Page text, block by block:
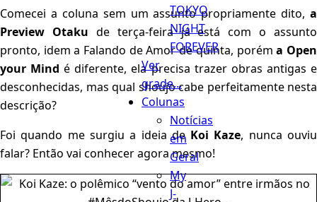
TOKYO
NIGHT
FOREVER
Ver
grade...
Colunas
Notícias
em
Geral
My
J-
Comecei a coluna sem um assunto propriamente dito, a
Preview Otaku de terça-feira já está com o assunto
pronto, idem a Falando de Amor de quinta, poréma Open
your Mind é diferente, ela precisa trazer obras antigas e
desconhecidas, mas qual shoujo cabe perfeitamente nesta
descrição?
Foi quando me surgiu a ideia de Koi Kaze, nunca ouviu
falar? Então vai conhecer agora mesmo!